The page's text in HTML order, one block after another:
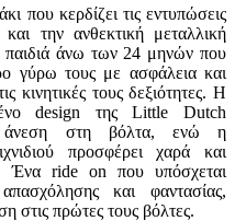
που κερδίζει τις εντυπώσεις
την ανθεκτική μεταλλική
παιδιά άνω των 24 μηνών που
γύρω τους με ασφάλεια και
κινητικές τους δεξιότητες. Η
design της Little Dutch
άνεση στη βόλτα, ενώ η
προσφέρει χαρά και
Ένα ride on που υπόσχεται
και φαντασίας,
στις πρώτες τους βόλτες.